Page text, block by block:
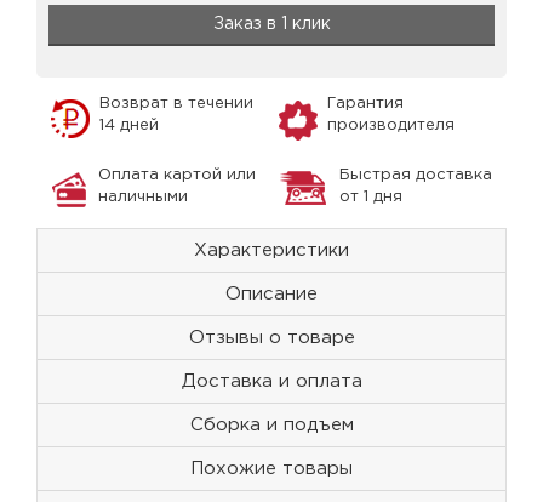
Заказ в 1 клик
Возврат в течении
14 дней
Гарантия
производителя
Оплата картой или
наличными
Быстрая доставка
от 1 дня
Характеристики
Описание
Отзывы о товаре
Доставка и оплата
Сборка и подъем
Похожие товары